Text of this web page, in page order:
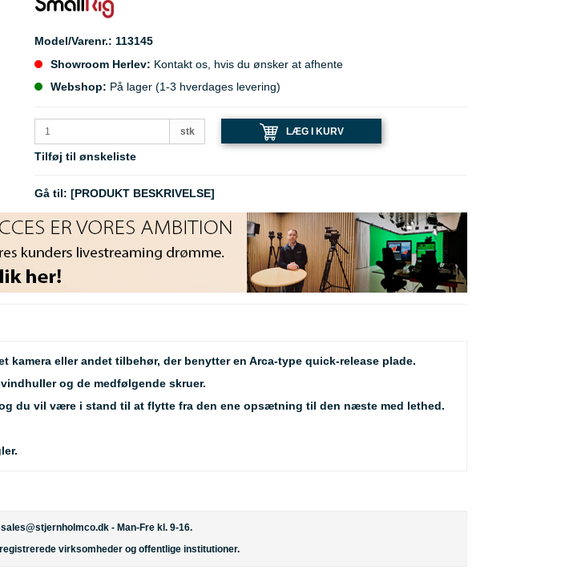
Model/Varenr.: 113145
Showroom Herlev: Kontakt os, hvis du ønsker at afhente
Webshop: På lager (1-3 hverdages levering)
stk LÆG I KURV
Tilføj til ønskeliste
Gå til: [PRODUKT BESKRIVELSE]
eller andet tilbehør, der benytter en Arca-type quick-release plade.
og de medfølgende skruer.
du vil være i stand til at flytte fra den ene opsætning til den næste med lethed.
sales@stjernholmco.dk- Man-Fre kl. 9-16.
virksomheder og offentlige institutioner.